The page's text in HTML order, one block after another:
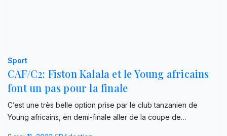
Sport
CAF/C2: Fiston Kalala et le Young africains
font un pas pour la finale
C’est une très belle option prise par le club tanzanien de
Young africains, en demi-finale aller de la coupe de…